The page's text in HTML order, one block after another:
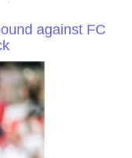
against FC